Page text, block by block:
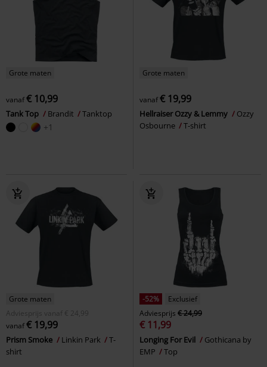
Grote maten
vanaf€ 10,99
Tank Top Brandit Tanktop
+1
Grote maten
vanaf€ 19,99
Hellraiser Ozzy & Lemmy
Ozzy
Osbourne
T-shirt
Grote maten
Adviesprijs
vanaf € 24,99
vanaf€ 19,99
Prism Smoke Linkin Park
T-
shirt
-52%
Exclusief
Adviesprijs € 24,99
€ 11,99
Longing For Evil
Gothicana by
EMP
Top